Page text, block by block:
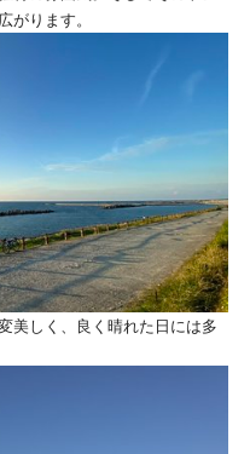
がります。
美しく、良く晴れた日には多